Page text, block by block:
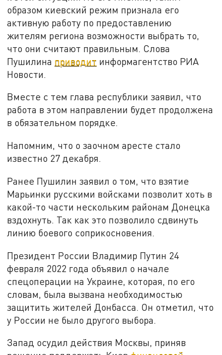
образом киевский режим признала его
активную работу по предоставлению
жителям региона возможности выбрать то,
что они считают правильным. Слова
Пушилина приводит информагентство РИА
Новости.
Вместе с тем глава республики заявил, что
работа в этом направлении будет продолжена
в обязательном порядке.
Напомним, что о заочном аресте стало
известно 27 декабря.
Ранее Пушилин заявил о том, что взятие
Марьинки русскими войсками позволит хоть в
какой-то части нескольким районам Донецка
вздохнуть. Так как это позволило сдвинуть
линию боевого соприкосновения.
Президент России Владимир Путин 24
февраля 2022 года объявил о начале
спецоперации на Украине, которая, по его
словам, была вызвана необходимостью
защитить жителей Донбасса. Он отметил, что
у России не было другого выбора.
Запад осудил действия Москвы, приняв